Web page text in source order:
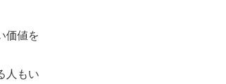
価値を
人もい